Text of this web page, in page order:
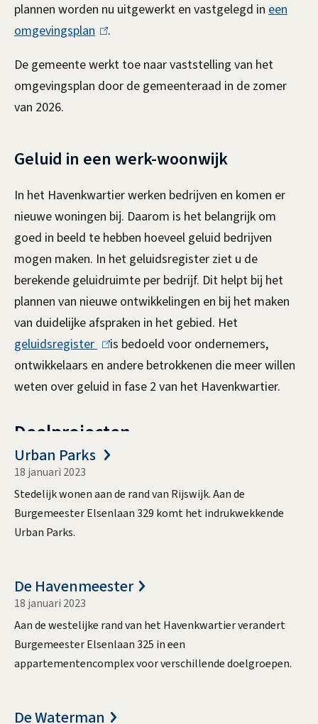
i
i
s
r
n
)
plannen worden nu uitgewerkt en vastgelegd in een
omgevingsplan
i
n
s
x
t
e
r
n
)
.
De gemeente werkt toe naar vaststelling van het
omgevingsplan door de gemeenteraad in de zomer
van 2026.
Geluid in een werk-woonwijk
In het Havenkwartier werken bedrijven en komen er
nieuwe woningen bij. Daarom is het belangrijk om
goed in beeld te hebben hoeveel geluid bedrijven
mogen maken. In het geluidsregister ziet u de
berekende geluidruimte per bedrijf. Dit helpt bij het
plannen van nieuwe ontwikkelingen en bij het maken
van duidelijke afspraken in het gebied. Het
geluidsregister
l
i
k
e
x
)
is bedoeld voor ondernemers,
ontwikkelaars en andere betrokkenen die meer willen
weten over geluid in fase 2 van het Havenkwartier.
Deelprojecten
D
e
e
l
p
o
j
e
c
Urban Parks
18 januari 2023
Stedelijk wonen aan de rand van Rijswijk. Aan de
Burgemeester Elsenlaan 329 komt het indrukwekkende
Urban Parks.
De Havenmeester
18 januari 2023
Aan de westelijke rand van het Havenkwartier verandert
Burgemeester Elsenlaan 325 in een
appartementencomplex voor verschillende doelgroepen.
De Waterman